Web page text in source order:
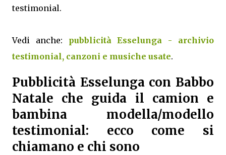
testimonial.
Vedi anche: pubblicità Esselunga - archivio
testimonial, canzoni e musiche usate.
Pubblicità Esselunga con Babbo
Natale che guida il camion e
bambina modella/modello
testimonial: ecco come si
chiamano e chi sono